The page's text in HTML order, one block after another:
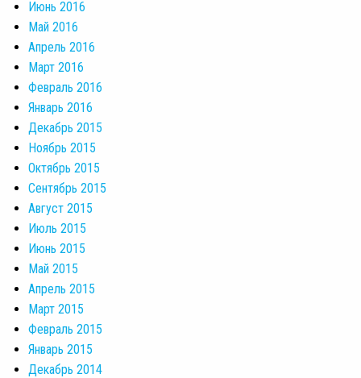
Июнь 2016
Май 2016
Апрель 2016
Март 2016
Февраль 2016
Январь 2016
Декабрь 2015
Ноябрь 2015
Октябрь 2015
Сентябрь 2015
Август 2015
Июль 2015
Июнь 2015
Май 2015
Апрель 2015
Март 2015
Февраль 2015
Январь 2015
Декабрь 2014